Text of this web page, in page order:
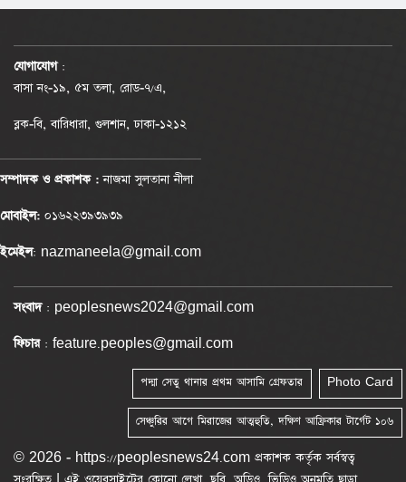
যোগাযোগ :
বাসা নং-১৯, ৫ম তলা, রোড-৭/এ,
ব্লক-বি, বারিধারা, গুলশান, ঢাকা-১২১২
সম্পাদক ও প্রকাশক :নাজমা সুলতানা নীলা
মোবাইল: ০১৬২২৩৯৩৯৩৯
ইমেইল: nazmaneela@gmail.com
সংবাদ: peoplesnews2024@gmail.com
ফিচার: feature.peoples@gmail.com
Photo Card
পদ্মা সেতু থানার প্রথম আসামি গ্রেফতার
সেঞ্চুরির আগে মিরাজের আত্মহুতি, দক্ষিণ আফ্রিকার টার্গেট ১০৬
© 2026 - https://peoplesnews24.com প্রকাশক কর্তৃক সর্বস্বত্ব